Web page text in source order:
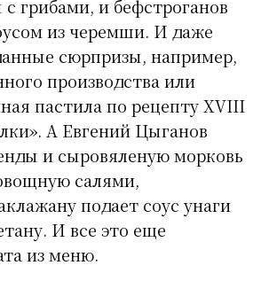
грибами, и бефстроганов
из черемши. И даже
сюрпризы, например,
производства или
пастила по рецепту XVIII
А Евгений Цыганов
и сыровяленую морковь
салями,
подает соус унаги
И все это еще
из меню.